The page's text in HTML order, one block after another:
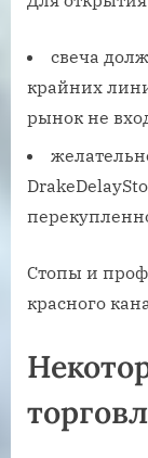
свеча
крайних
рынок не
Стопы и
красного